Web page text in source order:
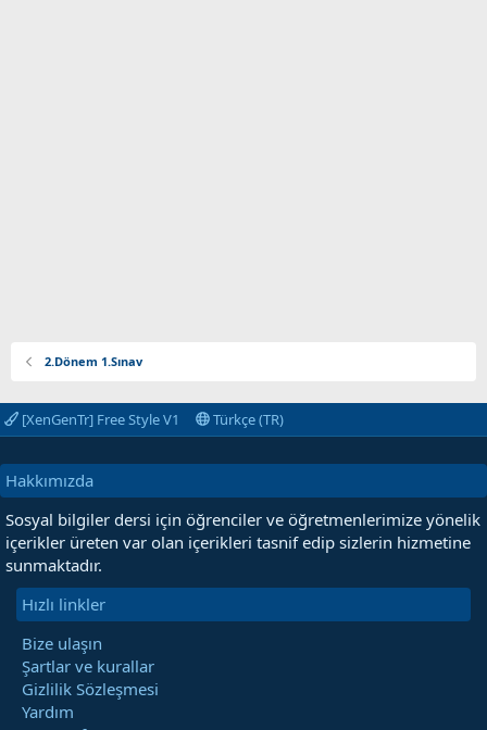
2.Dönem 1.Sınav
[XenGenTr] Free Style V1 Türkçe (TR)
Hakkımızda
Sosyal bilgiler dersi için öğrenciler ve öğretmenlerimize yönelik
içerikler üreten var olan içerikleri tasnif edip sizlerin hizmetine
sunmaktadır.
Hızlı linkler
Bize ulaşın
Şartlar ve kurallar
Gizlilik Sözleşmesi
Yardım